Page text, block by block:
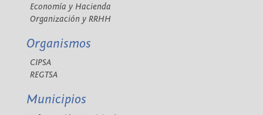
Economía y Hacienda
Organización y RRHH
Organismos
CIPSA
REGTSA
Municipios